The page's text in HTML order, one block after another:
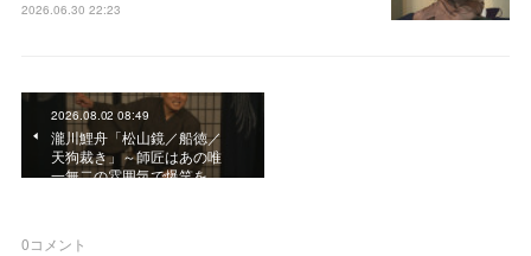
2026.06.30 22:23
2026.08.02 08:49
瀧川鯉舟「松山鏡／船徳／
天狗裁き」～師匠はあの唯
一無二の雰囲気で爆笑を…
0コメント